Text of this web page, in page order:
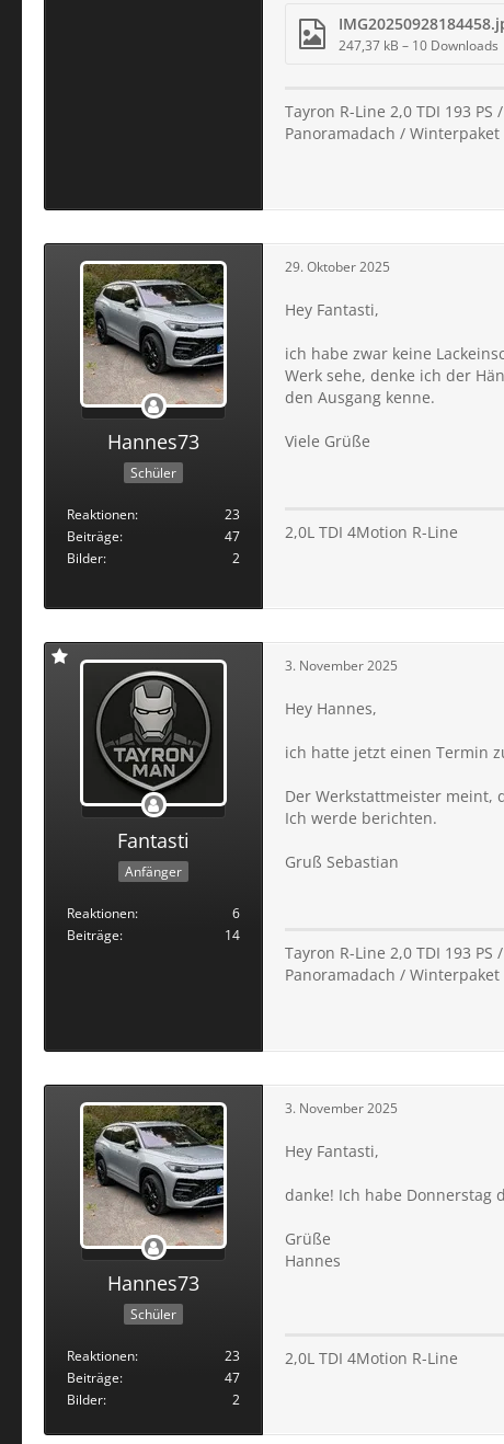
247,37 kB – 10 Downloads
Tayron R-Line 2,0 TDI 193
Panoramadach /
Hannes73
Schüler
Reaktionen
23
Beiträge
47
Bilder
2
29. Oktober 2025
Hey Fantasti,
ich habe zwar keine
Werk sehe, denke ich der
den Ausgang kenne.
Viele Grüße
2,0L TDI 4Motion R-Line
Fantasti
Anfänger
Reaktionen
6
Beiträge
14
3. November 2025
Hey Hannes,
ich hatte jetzt einen Termin
Der Werkstattmeister meint,
Ich werde berichten.
Gruß Sebastian
Tayron R-Line 2,0 TDI 193
Panoramadach /
Hannes73
Schüler
Reaktionen
23
Beiträge
47
Bilder
2
3. November 2025
Hey Fantasti,
danke! Ich habe Donnerstag
Grüße
Hannes
2,0L TDI 4Motion R-Line